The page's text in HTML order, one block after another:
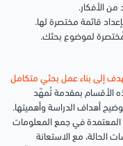
الأفكار.
قائمة مختصرة لها.
لموضوع بحثك.
إلى بناء عمل بحثي متكامل
الأقسام بمقدمة تُمهّد
أهداف الدراسة وأهميتها.
في جمع المعلومات
الحالة، مع الاستعانة